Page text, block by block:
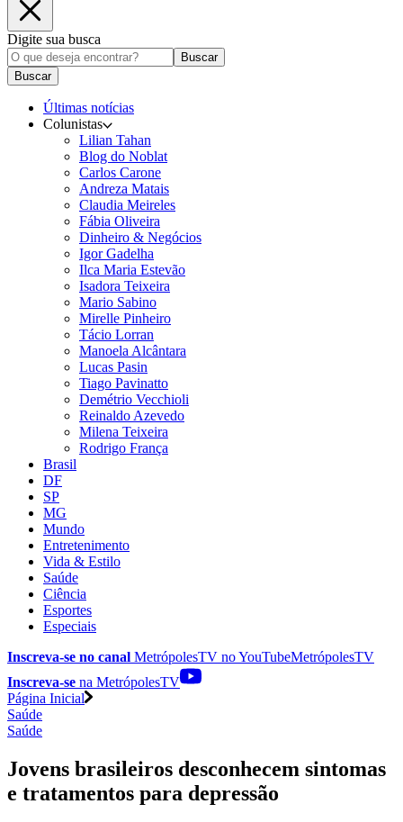
Digite sua busca
Buscar
Buscar
Últimas notícias
Colunistas
Lilian Tahan
Blog do Noblat
Carlos Carone
Andreza Matais
Claudia Meireles
Fábia Oliveira
Dinheiro & Negócios
Igor Gadelha
Ilca Maria Estevão
Isadora Teixeira
Mario Sabino
Mirelle Pinheiro
Tácio Lorran
Manoela Alcântara
Lucas Pasin
Tiago Pavinatto
Demétrio Vecchioli
Reinaldo Azevedo
Milena Teixeira
Rodrigo França
Brasil
DF
SP
MG
Mundo
Entretenimento
Vida & Estilo
Saúde
Ciência
Esportes
Especiais
Inscreva-se no canal MetrópolesTV noYouTubeMetrópolesTV
Inscreva-se na MetrópolesTV
Página Inicial
Saúde
Saúde
Jovens brasileiros desconhecem sintomas
e tratamentos para depressão